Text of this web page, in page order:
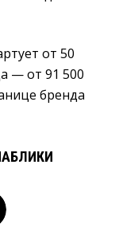
от 50
— от 91 500
бренда